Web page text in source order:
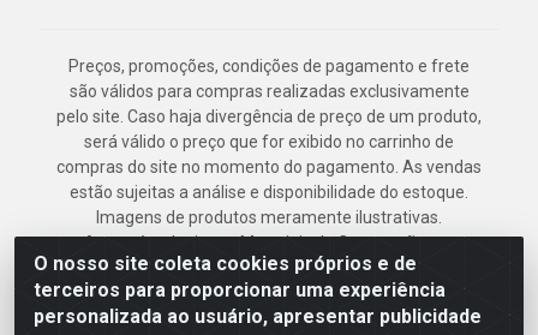
O nosso site coleta cookies próprios e de
terceiros para proporcionar uma experiência
personalizada ao usuário, apresentar publicidade
Preços, promoções, condições de pagamento e frete
são válidos para compras realizadas exclusivamente
pelo site. Caso haja divergência de preço de um produto,
será válido o preço que for exibido no carrinho de
compras do site no momento do pagamento. As vendas
estão sujeitas a análise e disponibilidade do estoque.
Imagens de produtos meramente ilustrativas.
Armazém Jenipapo Materiais de Construção em
Geral LTDA - Rua das Flores, 2691 - Guabiraba,
Recife/PE - CEP 52.291-630 - CNPJ
41.097.379/0001-